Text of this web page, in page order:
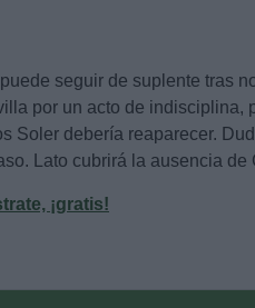
seguir de suplente tras
por un acto de indisciplina,
Soler debería reaparecer.
Lato cubrirá la ausencia de
¡gratis!